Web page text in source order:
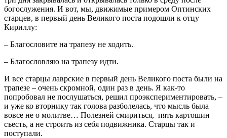
богослужения. И вот, мы, движимые примером Оптинских
старцев, в первый день Великого поста подошли к отцу
Кириллу:
– Благословите на трапезу не ходить.
– Благословляю на трапезу идти.
И все старцы лаврские в первый день Великого поста были на
трапезе – очень скромной, один раз в день. Я как-то
попробовал не послушаться, решил проэкспериментировать, –
и уже ко вторнику так голова разболелась, что мысль была
вовсе не о молитве… Полезней смириться, пять картошин
съесть, а не строить из себя подвижника. Старцы так и
поступали.